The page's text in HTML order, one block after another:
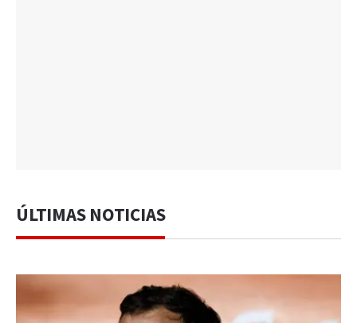
ÚLTIMAS NOTICIAS